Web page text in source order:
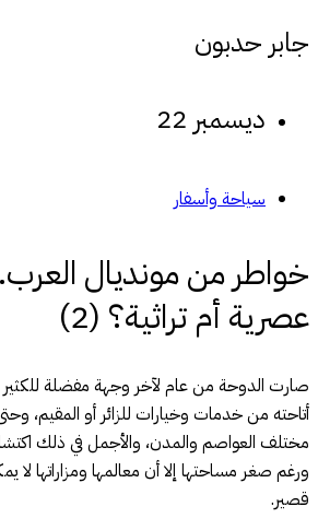
جابر حدبون
ديسمبر 22
سياحة وأسفار
خواطر من مونديال
عصرية أم تراثية؟ (2)
صارت الدوحة من عام لآخر وجهة مفضلة
أتاحته من خدمات وخيارات للزائر أو المقيم،
مختلف العواصم والمدن، والأجمل في ذلك
ورغم صغر مساحتها إلا أن معالمها ومزاراتها لا
قصير.